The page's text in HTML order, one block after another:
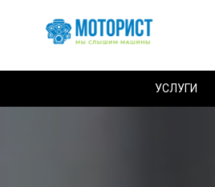
УСЛУГИ